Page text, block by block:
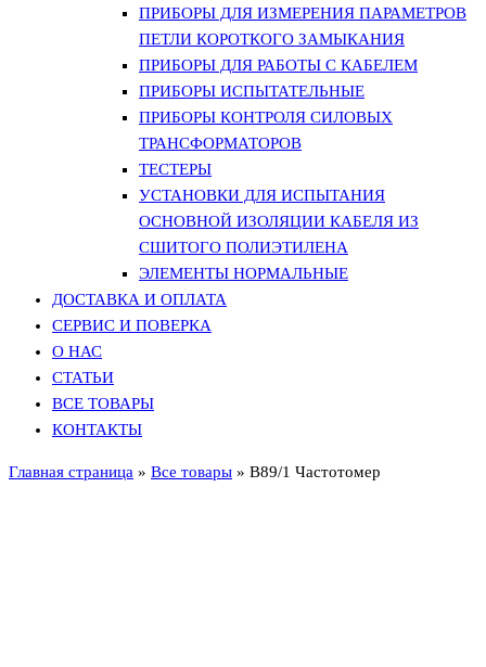
ПРИБОРЫ ДЛЯ ИЗМЕРЕНИЯ ПАРАМЕТРОВ
ПЕТЛИ КОРОТКОГО ЗАМЫКАНИЯ
ПРИБОРЫ ДЛЯ РАБОТЫ С КАБЕЛЕМ
ПРИБОРЫ ИСПЫТАТЕЛЬНЫЕ
ПРИБОРЫ КОНТРОЛЯ СИЛОВЫХ
ТРАНСФОРМАТОРОВ
ТЕСТЕРЫ
УСТАНОВКИ ДЛЯ ИСПЫТАНИЯ
ОСНОВНОЙ ИЗОЛЯЦИИ КАБЕЛЯ ИЗ
СШИТОГО ПОЛИЭТИЛЕНА
ЭЛЕМЕНТЫ НОРМАЛЬНЫЕ
ДОСТАВКА И ОПЛАТА
СЕРВИС И ПОВЕРКА
О НАС
СТАТЬИ
ВСЕ ТОВАРЫ
КОНТАКТЫ
Главная страница » Все товары » В89/1 Частотомер